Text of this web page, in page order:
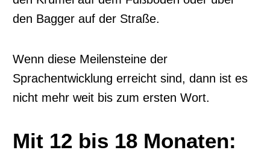
den Bagger auf der Straße.
Wenn diese Meilensteine der
Sprachentwicklung erreicht sind, dann ist es
nicht mehr weit bis zum ersten Wort.
Mit 12 bis 18 Monaten: